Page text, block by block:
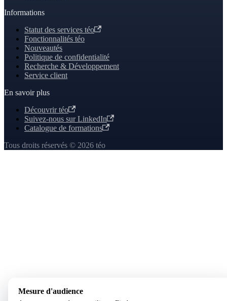
Informations
Statut des services téo
Fonctionnalités téo
Nouveautés
Politique de confidentialité
Recherche & Développement
Service client
En savoir plus
Découvrir téo
Suivez-nous sur LinkedIn
Catalogue de formations
Tous droits réservés © 2026 téo
Mesure d'audience